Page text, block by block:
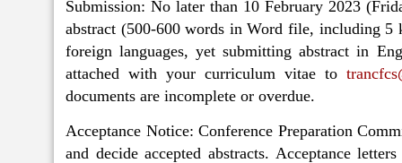
Submission: No later than 10 February 2023
abstract (500-600 words in Word file, including 5
foreign languages, yet submitting abstract in
attached with your curriculum vitae to
documents are incomplete or overdue.
Acceptance Notice: Conference Preparation
and decide accepted abstracts. Acceptance